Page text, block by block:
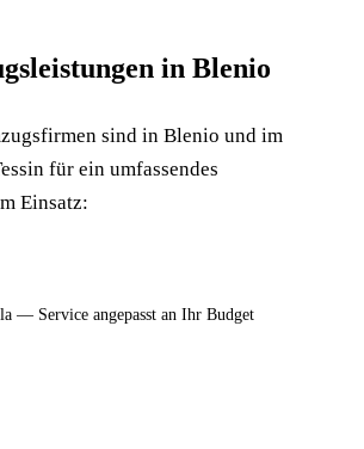
in Blenio
sind in Blenio und im
für ein umfassendes
Einsatz:
— Service angepasst an Ihr Budget